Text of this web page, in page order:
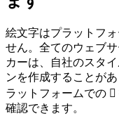
絵文字はプラットフ
せん。全てのウェブ
カーは、自社のスタ
ンを作成することが
ラットフォームでの
確認できます。